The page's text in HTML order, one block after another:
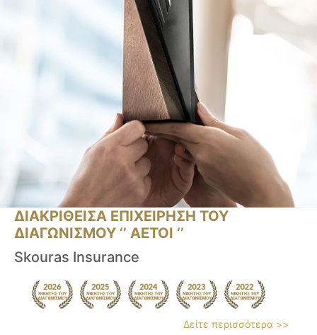
ΔΙΑΚΡΙΘΕΙΣΑ ΕΠΙΧΕΙΡΗΣΗ ΤΟΥ
ΔΙΑΓΩΝΙΣΜΟΥ ‘’ ΑΕΤΟΙ ‘’
Skouras Insurance
Δείτε περισσότερα >>